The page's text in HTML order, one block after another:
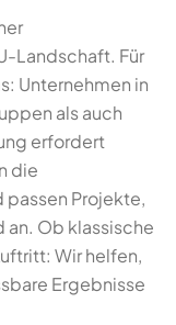
Landschaft. Für
Unternehmen in
als auch
erfordert
die
passen Projekte,
Ob klassische
Wir helfen,
Ergebnisse